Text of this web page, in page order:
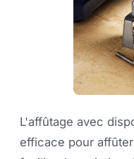
L'affûtage avec
efficace pour